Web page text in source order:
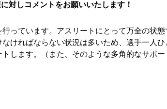
対しコメントをお願いいたします！
っています。アスリートにとって万全の状
ければならない状況は多いため、選手一人
します。（また、そのような多角的なサポ